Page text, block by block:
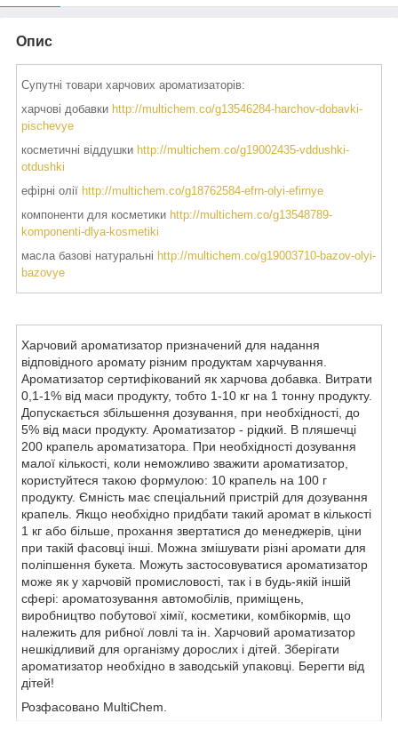
Опис
Супутні товари харчових ароматизаторів:
харчові добавки http://multichem.co/g13546284-harchov-dobavki-
pischevye
косметичні віддушки http://multichem.co/g19002435-vddushki-
otdushki
ефірні олії http://multichem.co/g18762584-efrn-olyi-efirnye
компоненти для косметики http://multichem.co/g13548789-
komponenti-dlya-kosmetiki
масла базові натуральні http://multichem.co/g19003710-bazov-olyi-
bazovye
Харчовий ароматизатор призначений для надання
відповідного аромату різним продуктам харчування.
Ароматизатор сертифікований як харчова добавка. Витрати
0,1-1% від маси продукту, тобто 1-10 кг на 1 тонну продукту.
Допускається збільшення дозування, при необхідності, до
5% від маси продукту. Ароматизатор - рідкий. В пляшечці
200 крапель ароматизатора. При необхідності дозування
малої кількості, коли неможливо зважити ароматизатор,
користуйтеся такою формулою: 10 крапель на 100 г
продукту. Ємність має спеціальний пристрій для дозування
крапель. Якщо необхідно придбати такий аромат в кількості
1 кг або більше, прохання звертатися до менеджерів, ціни
при такій фасовці інші. Можна змішувати різні аромати для
поліпшення букета. Можуть застосовуватися ароматизатор
може як у харчовій промисловості, так і в будь-якій іншій
сфері: ароматозування автомобілів, приміщень,
виробництво побутової хімії, косметики, комбікормів, що
належить для рибної ловлі та ін. Харчовий ароматизатор
нешкідливий для організму дорослих і дітей. Зберігати
ароматизатор необхідно в заводській упаковці. Берегти від
дітей!
Розфасовано MultiChem.